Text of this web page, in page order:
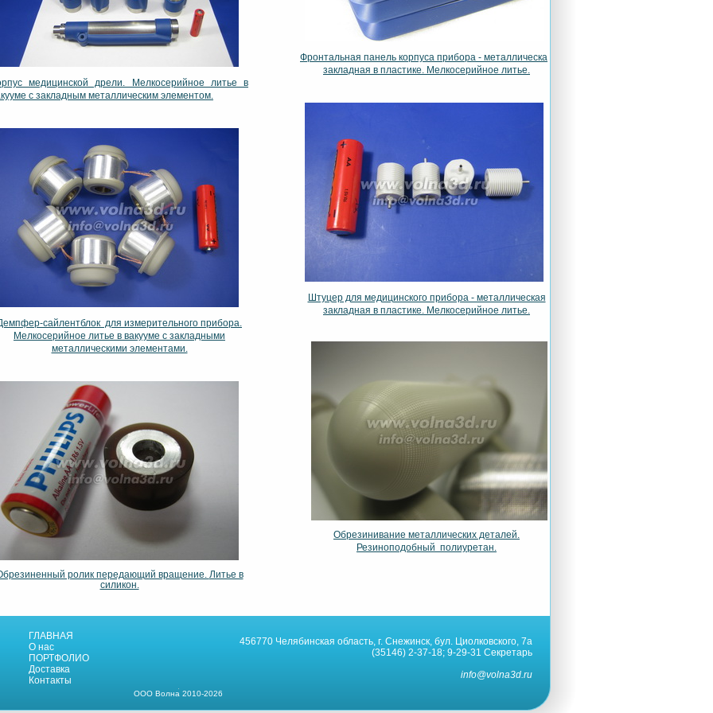
медицинской дрели. Мелкосерийное литье в
с закладным металлическим элементом.
сайлентблок для измерительного прибора.
Мелкосерийное литье в вакууме с закладными
металлическими элементами.
ролик передающий вращение. Литье в
силикон.
Фронтальная панель корпуса прибора - металлическая
закладная в пластике. Мелкосерийное литье.
Штуцер для медицинского прибора - металлическая
закладная в пластике. Мелкосерийное литье.
Обрезинивание металлических деталей.
Резиноподобный полиуретан.
ГЛАВНАЯ
О нас
ПОРТФОЛИО
Доставка
Контакты
456770 Челябинская область, г. Снежинск, бул. Циолковского, 7а
(35146) 2-37-18; 9-29-31 Секретарь
info@volna3d.ru
ООО Волна 2010-2026